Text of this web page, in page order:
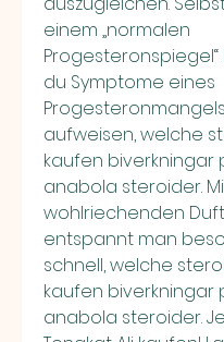
einem „normalen
Progesteronspiegel“
du Symptome eines
Progesteronmangels
aufweisen, welche
kaufen biverkningar
anabola steroider.
wohlriechenden
entspannt man
schnell, welche
kaufen biverkningar
anabola steroider.